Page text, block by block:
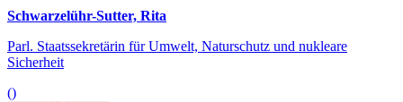
Schwarzelühr-Sutter, Rita
Parl. Staatssekretärin für Umwelt, Naturschutz und nukleare
Sicherheit
()